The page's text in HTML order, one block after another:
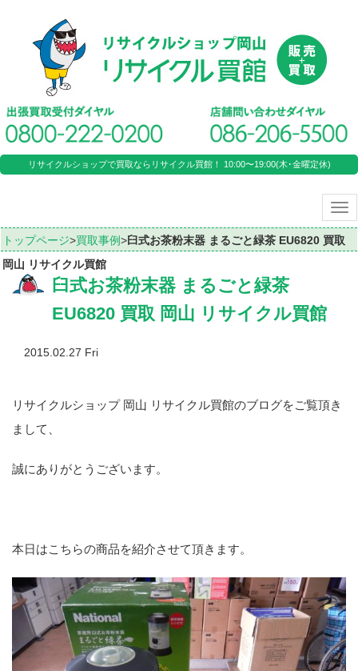
リサイクルショップで買取ならリサイクル買館！ 10:00〜19:00(木･金曜定休)
トップページ>買取事例>臼式お茶粉末器 まるごと緑茶 EU6820 買取
岡山 リサイクル買館
臼式お茶粉末器 まるごと緑茶
EU6820 買取 岡山 リサイクル買館
2015.02.27 Fri
リサイクルショップ 岡山 リサイクル買館のブログをご覧頂き
まして、
誠にありがとうございます。
本日はこちらの商品を紹介させて頂きます。